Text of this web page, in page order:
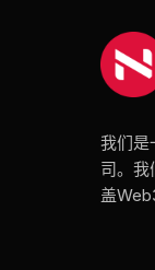
我们是
司。我
盖